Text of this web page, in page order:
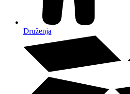
Druženja